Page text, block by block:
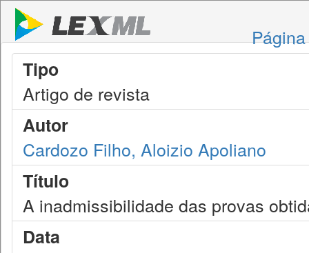
Tipo
Artigo de revista
Autor
Cardozo Filho, Aloizio Apoliano
Título
A inadmissibilidade das provas
Data